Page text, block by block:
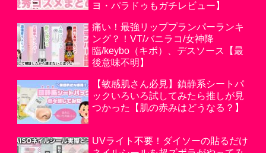
ヨ・パラドゥもガチレビュー】
痛い！最強リッププランパーランキ
ング？！VT/バニラコ/女神降
臨/keybo（キボ）、デスソース【最
後意味不明】
【敏感肌さん必見】鎮静系シートパ
ックいろいろ試してみたら推しが見
つかった【肌の赤みはどうなる？】
UVライト不要！ダイソーの貼るだけ